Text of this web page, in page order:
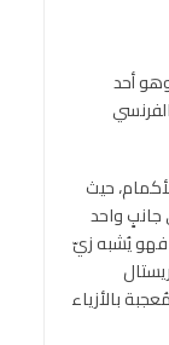
يعود تصميمه إلى عام 2007، وهو أحد
حيث
جانبٍ واحد
فهو يُشبه زيّ
بالأزياء